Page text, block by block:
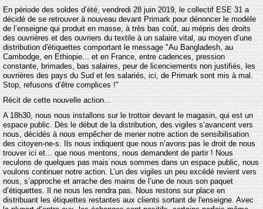
En période des soldes d’été, vendredi 28 juin 2019, le collectif ESE 31 a
décidé de se retrouver à nouveau devant Primark pour dénoncer le modèle
de l’enseigne qui produit en masse, à très bas coût, au mépris des droits
des ouvrières et des ouvriers du textile à un salaire vital, au moyen d’une
distribution d'étiquettes comportant le message "Au Bangladesh, au
Cambodge, en Ethiopie... et en France, entre cadences, pression
constante, brimades, bas salaires, peur de licenciements non justifiés, les
ouvrières des pays du Sud et les salariés, ici, de Primark sont mis à mal.
Stop, refusons d’être complices !"
Récit de cette nouvelle action...
A 18h30, nous nous installons sur le trottoir devant le magasin, qui est un
espace public. Dès le début de la distribution, des vigiles s’avancent vers
nous, décidés à nous empêcher de mener notre action de sensibilisation
des citoyen-ne-s. Ils nous indiquent que nous n’avons pas le droit de nous
trouver ici et... que nous mentons, nous demandent de partir ! Nous
reculons de quelques pas mais nous sommes dans un espace public, nous
voulons continuer notre action. L’un des vigiles un peu excédé revient vers
nous, s’approche et arrache des mains de l’une de nous son paquet
d’étiquettes. Il ne nous les rendra pas. Nous restons sur place en
distribuant les étiquettes restantes aux clients sortant de l'enseigne. Avec